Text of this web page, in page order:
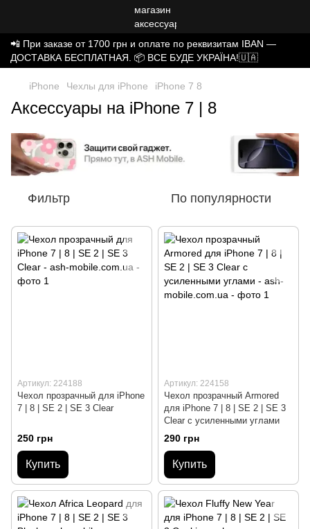
📲 При заказе от 1700 грн и оплате по реквизитам IBAN —
ДОСТАВКА БЕСПЛАТНАЯ. 📦 ВСЕ БУДЕ УКРАЇНА!🇺🇦
iPhone Чехлы для iPhone iPhone 7 8
Аксессуары на iPhone 7 | 8
Фильтр По популярности
Артикул: 224188
Чехол прозрачный для iPhone
7 | 8 | SE 2 | SE 3 Clear
250 грн
Купить
Артикул: 224158
Чехол прозрачный Armored
для iPhone 7 | 8 | SE 2 | SE 3
Clear с усиленными углами
290 грн
Купить